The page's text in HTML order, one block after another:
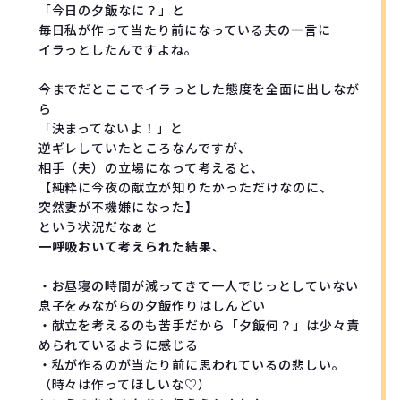
「今日の夕飯なに？」と
毎日私が作って当たり前になっている夫の一言に
イラっとしたんですよね。
今までだとここでイラっとした態度を全面に出しなが
ら
「決まってないよ！」と
逆ギレしていたところなんですが、
相手（夫）の立場になって考えると、
【純粋に今夜の献立が知りたかっただけなのに、
突然妻が不機嫌になった】
一呼吸おいて考えられた結果、
・お昼寝の時間が減ってきて一人でじっとしていない
息子をみながらの夕飯作りはしんどい
・献立を考えるのも苦手だから「夕飯何？」は少々責
められているように感じる
・私が作るのが当たり前に思われているの悲しい。
（時々は作ってほしいな♡）